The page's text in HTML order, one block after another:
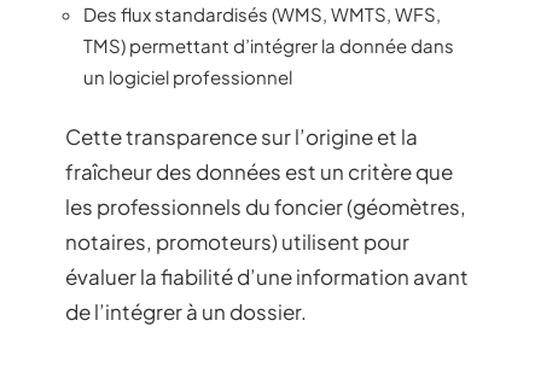
Des flux standardisés (WMS, WMTS, WFS,
TMS) permettant d’intégrer la donnée dans
un logiciel professionnel
Cette transparence sur l’origine et la
fraîcheur des données est un critère que
les professionnels du foncier (géomètres,
notaires, promoteurs) utilisent pour
évaluer la fiabilité d’une information avant
de l’intégrer à un dossier.